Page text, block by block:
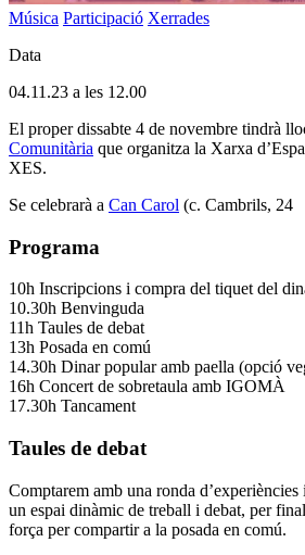
Música Participació Xerrades
Data
04.11.23 a les 12.00
El proper dissabte 4 de novembre tindrà
Comunitària que organitza la Xarxa
XES.
Se celebrarà a Can Carol (c. Cambrils, 24
Programa
10h Inscripcions i compra del tiquet del
10.30h Benvinguda
11h Taules de debat
13h Posada en comú
14.30h Dinar popular amb paella (opció
16h Concert de sobretaula amb IGOMÀ
17.30h Tancament
Taules de debat
Comptarem amb una ronda
un espai dinàmic de treball i debat, per
força per compartir a la posada en comú.